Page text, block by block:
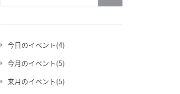
今日のイベント(4)
今月のイベント(5)
来月のイベント(5)